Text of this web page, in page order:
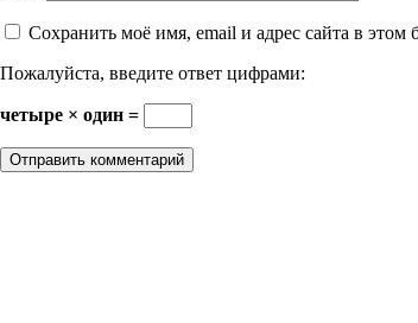
Сохранить моё имя, email и адрес сайта в
Пожалуйста, введите ответ цифрами:
четыре × один =